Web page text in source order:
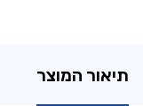
תיאור המוצר